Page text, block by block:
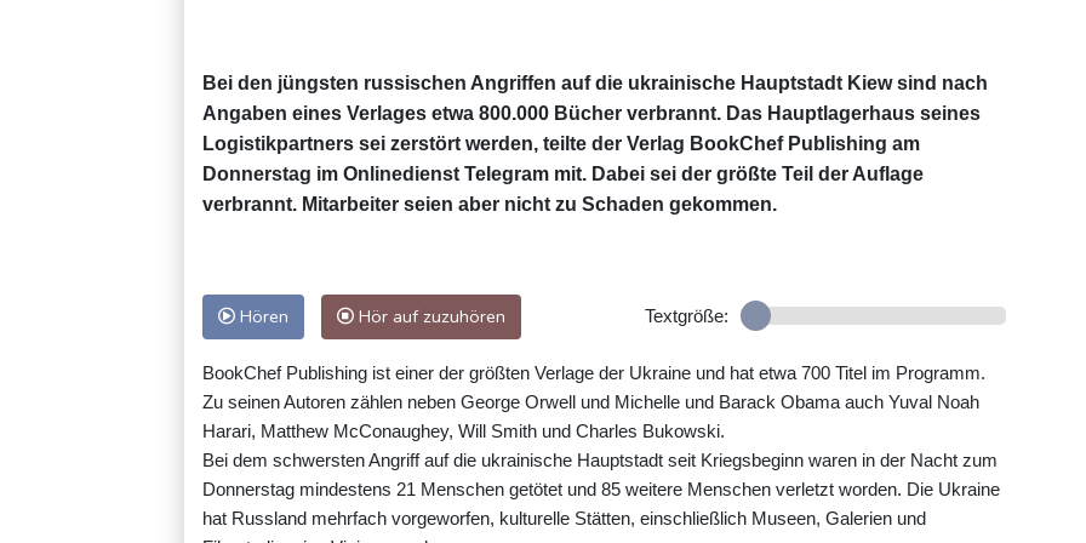
Bei den jüngsten russischen Angriffen auf die ukrainische Hauptstadt Kiew sind nach
Angaben eines Verlages etwa 800.000 Bücher verbrannt. Das Hauptlagerhaus seines
Logistikpartners sei zerstört werden, teilte der Verlag BookChef Publishing am
Donnerstag im Onlinedienst Telegram mit. Dabei sei der größte Teil der Auflage
verbrannt. Mitarbeiter seien aber nicht zu Schaden gekommen.
Hören Hör auf zuzuhören Textgröße:
BookChef Publishing ist einer der größten Verlage der Ukraine und hat etwa 700 Titel im Programm.
Zu seinen Autoren zählen neben George Orwell und Michelle und Barack Obama auch Yuval Noah
Harari, Matthew McConaughey, Will Smith und Charles Bukowski.
Bei dem schwersten Angriff auf die ukrainische Hauptstadt seit Kriegsbeginn waren in der Nacht zum
Donnerstag mindestens 21 Menschen getötet und 85 weitere Menschen verletzt worden. Die Ukraine
hat Russland mehrfach vorgeworfen, kulturelle Stätten, einschließlich Museen, Galerien und